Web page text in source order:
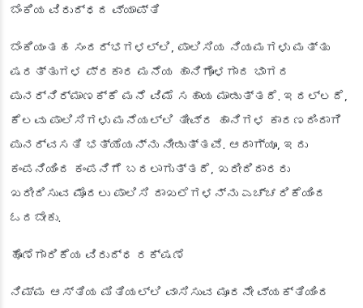
ಬೆಂಕಿಯ ವಿರುದ್ಧದ ವ್ಯಾಪ್ತಿ
ಬೆಂಕಿಯಂತಹ ಸಂದರ್ಭಗಳಲ್ಲಿ, ಪಾಲಿಸಿಯ ನಿಯಮಗಳು ಮತ್ತು
ಷರತ್ತುಗಳ ಪ್ರಕಾರ ಮನೆಯ ಹಾನಿಗೊಳಗಾದ ಭಾಗದ
ಪುನರ್ನಿರ್ಮಾಣಕ್ಕೆ ಮನೆ ವಿಮೆ ಸಹಾಯ ಮಾಡುತ್ತದೆ. ಇದಲ್ಲದೆ,
ಕೆಲವು ಪಾಲಿಸಿಗಳು ಮನೆಯಲ್ಲಿ ತೀವ್ರ ಹಾನಿಗಳ ಕಾರಣದಿಂದಾಗಿ
ಪುನರ್ವಸತಿ ಭತ್ಯೆಯನ್ನು ನೀಡುತ್ತವೆ. ಆದಾಗ್ಯೂ, ಇದು
ಕಂಪನಿಯಿಂದ ಕಂಪನಿಗೆ ಬದಲಾಗುತ್ತದೆ, ಖರೀದಿದಾರರು
ಖರೀದಿಸುವ ಮೊದಲು ಪಾಲಿಸಿ ದಾಖಲೆಗಳನ್ನು ಎಚ್ಚರಿಕೆಯಿಂದ
ಓದಬೇಕು.
ಹೊಣೆಗಾರಿಕೆಯ ವಿರುದ್ಧ ರಕ್ಷಣೆ
ನಿಮ್ಮ ಆಸ್ತಿಯ ಮಿತಿಯಲ್ಲಿ ವಾಸಿಸುವ ಮೂರನೇ ವ್ಯಕ್ತಿಯಿಂದ